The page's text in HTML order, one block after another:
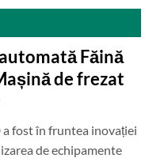
Făină
de frezat
a fost în fruntea inovației
de echipamente